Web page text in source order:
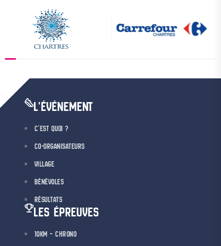
L'ÉVÉNEMENT
C’EST QUOI ?
CO-ORGANISATEURS
VILLAGE
BÉNÉVOLES
RÉSULTATS
LES ÉPREUVES
10KM – CHRONO